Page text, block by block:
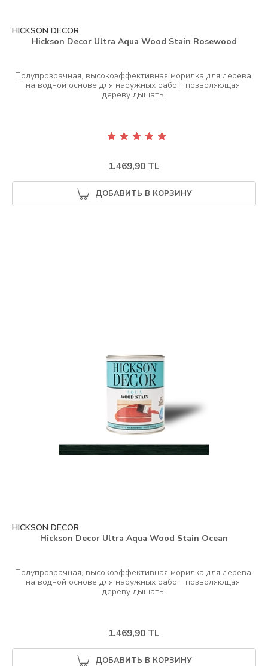
HICKSON DECOR
Hickson Decor Ultra Aqua Wood Stain Rosewood
Полупрозрачная, высокоэффективная морилка для дерева
на водной основе для наружных работ, позволяющая
1.469,90 TL
ДОБАВИТЬ В КОРЗИНУ
HICKSON DECOR
Hickson Decor Ultra Aqua Wood Stain Ocean
Полупрозрачная, высокоэффективная морилка для дерева
на водной основе для наружных работ, позволяющая
1.469,90 TL
ДОБАВИТЬ В КОРЗИНУ